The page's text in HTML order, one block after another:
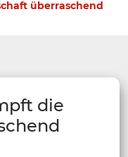
überraschend
die